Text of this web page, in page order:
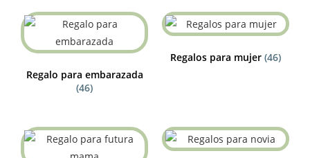
Regalo para embarazada
(46)
Regalos para mujer (46)